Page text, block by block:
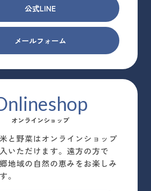
公式LINE
メールフォーム
オンラインショップ
と野菜はオンラインショップ
いただけます。遠方の方で
地域の自然の恵みをお楽しみ
。